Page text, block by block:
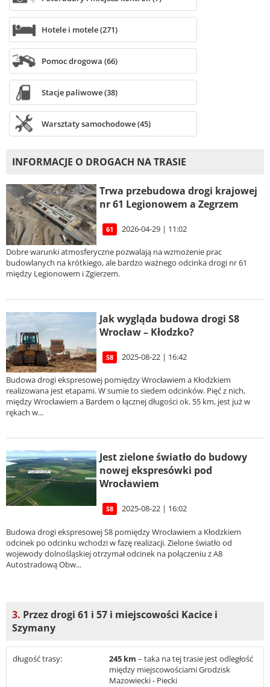
Hotele i motele (271)
Pomoc drogowa (66)
Stacje paliwowe (38)
Warsztaty samochodowe (45)
INFORMACJE O DROGACH NA TRASIE
Trwa przebudowa drogi krajowej
nr 61 Legionowem a Zegrzem
61 2026-04-29 | 11:02
Dobre warunki atmosferyczne pozwalają na wzmożenie prac
budowlanych na krótkiego, ale bardzo ważnego odcinka drogi nr 61
między Legionowem i Zgierzem.
Jak wygląda budowa drogi S8
Wrocław – Kłodzko?
S8 2025-08-22 | 16:42
Budowa drogi ekspresowej pomiędzy Wrocławiem a Kłodzkiem
realizowana jest etapami. W sumie to siedem odcinków. Pięć z nich,
między Wrocławiem a Bardem o łącznej długości ok. 55 km, jest już w
rękach w...
Jest zielone światło do budowy
nowej ekspresówki pod
Wrocławiem
S8 2025-08-22 | 16:02
Budowa drogi ekspresowej S8 pomiędzy Wrocławiem a Kłodzkiem
odcinek po odcinku wchodzi w fazę realizacji. Zielone światło od
wojewody dolnośląskiej otrzymał odcinek na połączeniu z A8
Autostradową Obw...
3. Przez drogi 61 i 57 i miejscowości Kacice i
Szymany
długość trasy: 245 km – taka na tej trasie jest odległość
między miejscowościami Grodzisk
Mazowiecki - Piecki